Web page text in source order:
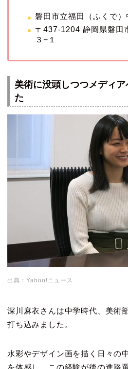
磐田市立福田（ふくで）
〒437-1204 静岡県磐田
３−１
美術に没頭しつつメディ
た
出典：Yahoo!ニュース
深川麻衣さんは中学時代、美術
打ち込みました。
水彩やデザイン画を描く日々の